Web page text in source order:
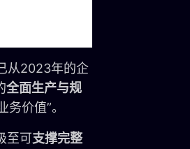
从2023年的企
全面生产与规
价值”。
至可支撑完整